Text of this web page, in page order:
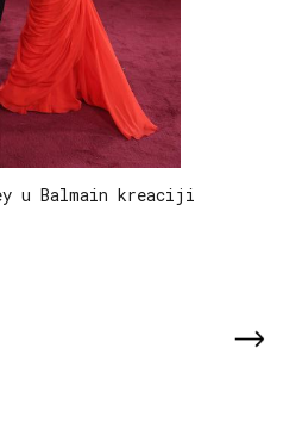
u Balmain kreaciji